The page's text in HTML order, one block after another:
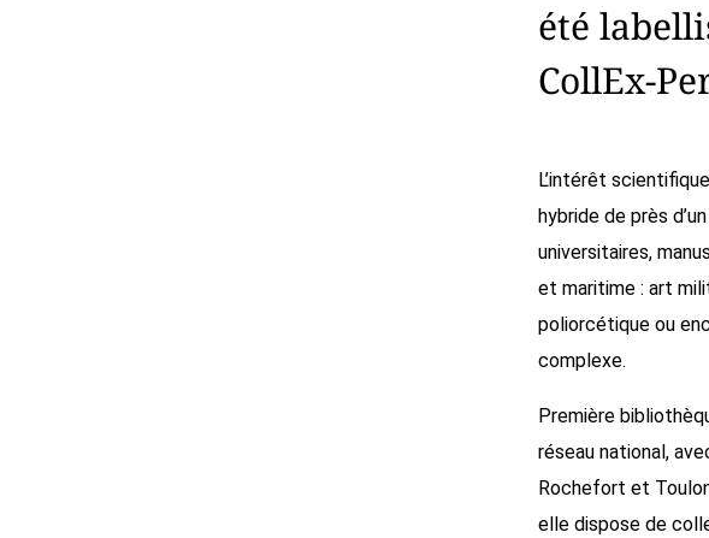
été
CollEx-
L’intérêt
hybride de près
universitaires,
et maritime : art
poliorcétique ou
complexe.
Première
réseau national,
Rochefort et
elle dispose de